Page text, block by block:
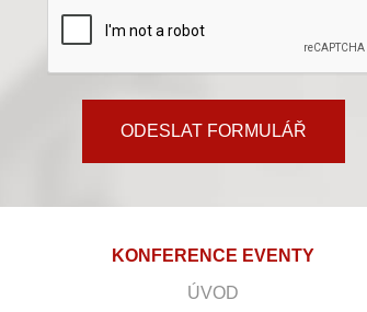
ODESLAT FORMULÁŘ
KONFERENCE EVENTY
ÚVOD